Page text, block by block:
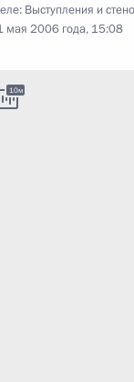
Выступления и
мая 2006 года, 15:08
10м